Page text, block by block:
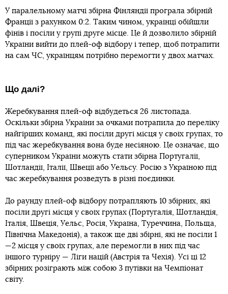
У паралельному матчі збірна Фінляндії програла збірній
Франції з рахунком 0:2. Таким чином, українці обійшли
фінів і посіли у групі друге місце. Це й дозволило збірній
України вийти до плей-оф відбору і тепер, щоб потрапити
на сам ЧС, українцям потрібно перемогти у двох матчах.
Що далі?
Жеребкування плей-оф відбудеться 26 листопада.
Оскільки збірна України за очками потрапила до переліку
найгірших команд, які посіли другі місця у своїх групах, то
під час жеребкування вона буде несіяною. Це означає, що
суперником України можуть стати збірна Португалії,
Шотландії, Італії, Швеції або Уельсу. Росію з Україною під
час жеребкування розведуть в різні поєдинки.
До раунду плей-оф відбору потрапляють 10 збірних, які
посіли другі місця у своїх групах (Португалія, Шотландія,
Італія, Швеція, Уельс, Росія, Україна, Туреччина, Польща,
Північна Македонія), а також ще дві збірні, які не посіли 1
—2 місця у своїх групах, але перемогли в них під час
іншого турніру — Ліги націй (Австрія та Чехія). Усі ці 12
збірних розіграють між собою 3 путівки на Чемпіонат
світу.